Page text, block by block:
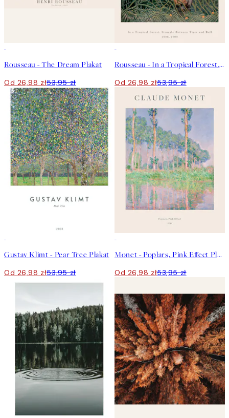
Rousseau - The Dream Plakat
Od 26,98 zł53,95 zł
Rousseau - In a Tropical Forest. Struggle Between Tiger and Bull Plakat
Od 26,98 zł53,95 zł
Gustav Klimt - Pear Tree Plakat
Od 26,98 zł53,95 zł
Monet - Poplars, Pink Effect Plakat
Od 26,98 zł53,95 zł